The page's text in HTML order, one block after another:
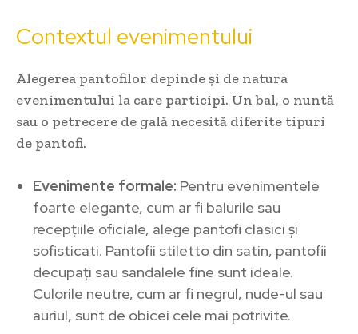
Contextul evenimentului
Alegerea pantofilor depinde și de natura
evenimentului la care participi. Un bal, o nuntă
sau o petrecere de gală necesită diferite tipuri
de pantofi.
Evenimente formale: Pentru evenimentele
foarte elegante, cum ar fi balurile sau
recepțiile oficiale, alege pantofi clasici și
sofisticati. Pantofii stiletto din satin, pantofii
decupați sau sandalele fine sunt ideale.
Culorile neutre, cum ar fi negrul, nude-ul sau
auriul, sunt de obicei cele mai potrivite.